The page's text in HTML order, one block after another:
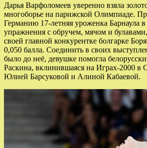
Дарья Варфоломеев уверенно взяла
многоборье на парижской Олимпиаде.
Германию 17-летняя уроженка Барнаула
упражнения с обручем, мячом и
своей главной конкурентке болгарке
0,050 балла. Соединить в своих
было до неё, девушке помогла
Раскина, вклинившаяся на Играх-2000 в
Юлией Барсуковой и Алиной Кабаевой.